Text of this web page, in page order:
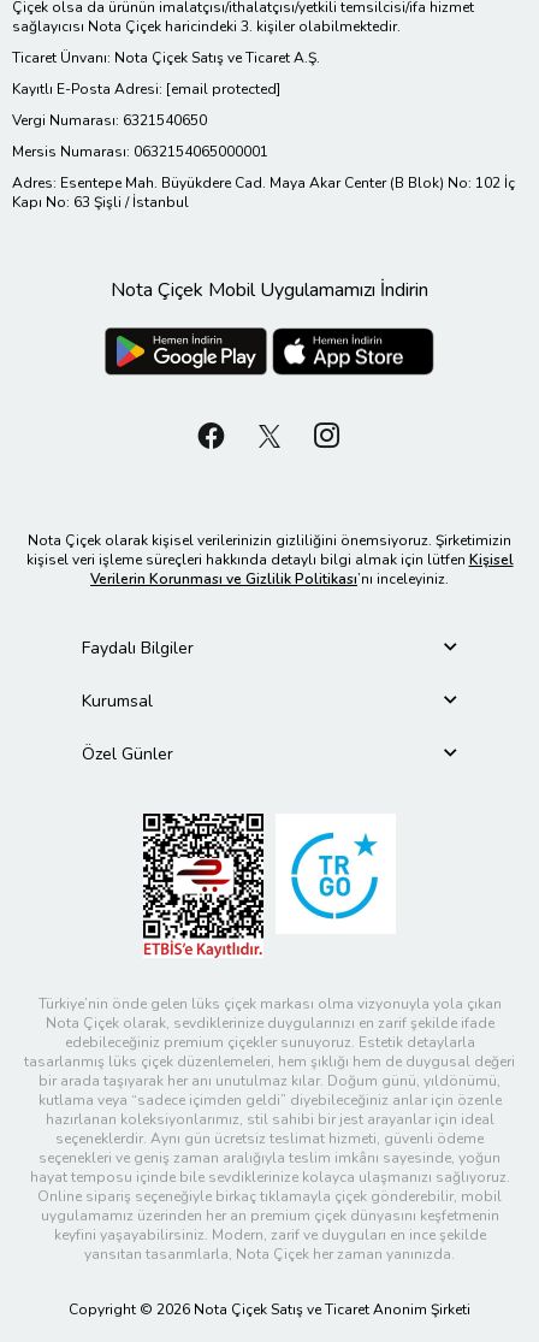
Çiçek olsa da ürünün imalatçısı/ithalatçısı/yetkili temsilcisi/ifa hizmet
sağlayıcısı Nota Çiçek haricindeki 3. kişiler olabilmektedir.
Ticaret Ünvanı: Nota Çiçek Satış ve Ticaret A.Ş.
Kayıtlı E-Posta Adresi: [email protected]
Vergi Numarası: 6321540650
Mersis Numarası: 0632154065000001
Adres: Esentepe Mah. Büyükdere Cad. Maya Akar Center (B Blok) No: 102 İç
Kapı No: 63 Şişli / İstanbul
Nota Çiçek Mobil Uygulamamızı İndirin
Nota Çiçek olarak kişisel verilerinizin gizliliğini önemsiyoruz. Şirketimizin
kişisel veri işleme süreçleri hakkında detaylı bilgi almak için lütfen Kişisel
Verilerin Korunması ve Gizlilik Politikası’nı inceleyiniz.
Faydalı Bilgiler
Kurumsal
Özel Günler
Türkiye’nin önde gelen lüks çiçek markası olma vizyonuyla yola çıkan
Nota Çiçek olarak, sevdiklerinize duygularınızı en zarif şekilde ifade
edebileceğiniz premium çiçekler sunuyoruz. Estetik detaylarla
tasarlanmış lüks çiçek düzenlemeleri, hem şıklığı hem de duygusal değeri
bir arada taşıyarak her anı unutulmaz kılar. Doğum günü, yıldönümü,
kutlama veya “sadece içimden geldi” diyebileceğiniz anlar için özenle
hazırlanan koleksiyonlarımız, stil sahibi bir jest arayanlar için ideal
seçeneklerdir. Aynı gün ücretsiz teslimat hizmeti, güvenli ödeme
seçenekleri ve geniş zaman aralığıyla teslim imkânı sayesinde, yoğun
hayat temposu içinde bile sevdiklerinize kolayca ulaşmanızı sağlıyoruz.
Online sipariş seçeneğiyle birkaç tıklamayla çiçek gönderebilir, mobil
uygulamamız üzerinden her an premium çiçek dünyasını keşfetmenin
keyfini yaşayabilirsiniz. Modern, zarif ve duyguları en ince şekilde
yansıtan tasarımlarla, Nota Çiçek her zaman yanınızda.
Copyright © 2026 Nota Çiçek Satış ve Ticaret Anonim Şirketi